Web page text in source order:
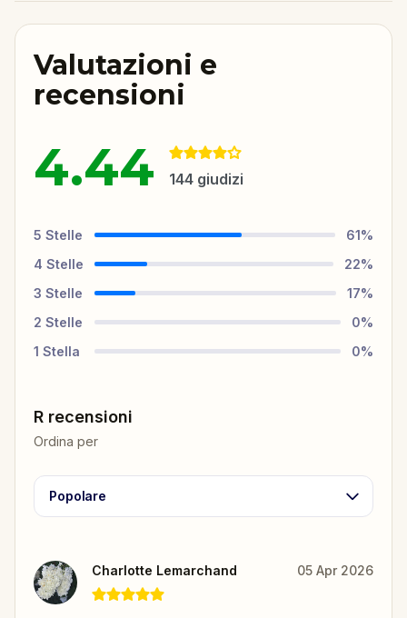
Valutazioni e
recensioni
4.44 144 giudizi
5 Stelle 61%
4 Stelle 22%
3 Stelle 17%
2 Stelle 0%
1 Stella 0%
R recensioni
Ordina per
Popolare
Charlotte Lemarchand 05 Apr 2026